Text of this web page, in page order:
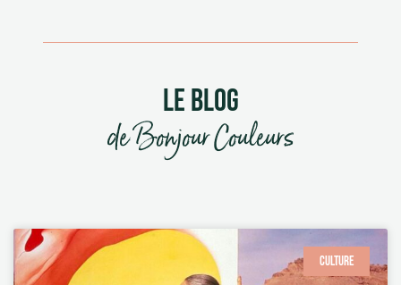
LE BLOG
de Bonjour Couleurs
CULTURE